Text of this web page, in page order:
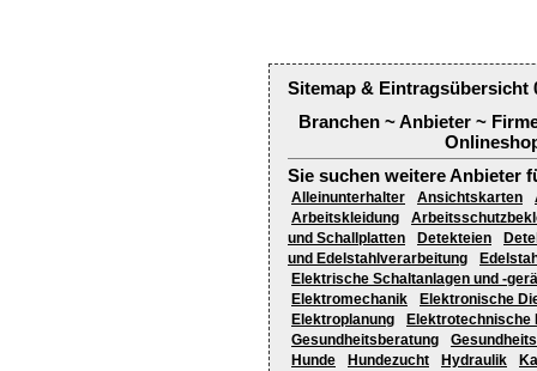
Sitemap & Eintragsübersicht
Branchen ~ Anbieter ~
Sie suchen weitere Anbieter
Alleinunterhalter Ansichtskarten
Arbeitskleidung
und Schallplatten
Detekteien
und Edelstahlverarbeitung
Elektrische Schaltanlagen und -
Elektromechanik
Elektronische
Elektroplanung
Elektrotechnische
Gesundheitsberatung
Hunde
Hundezucht Hydraulik